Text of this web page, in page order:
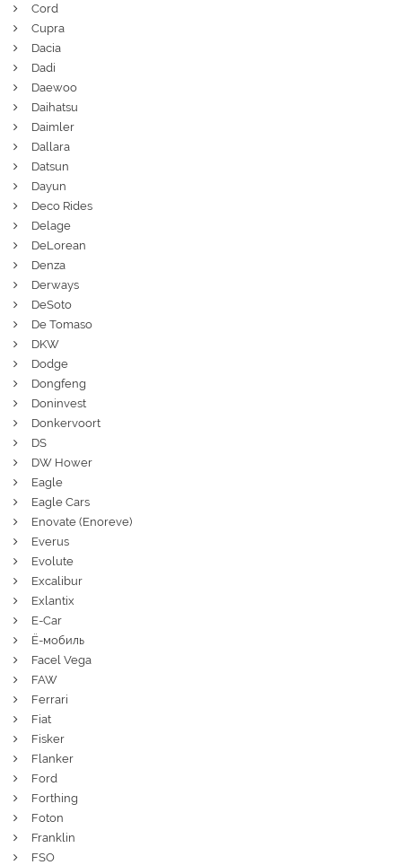
Cord
Cupra
Dacia
Dadi
Daewoo
Daihatsu
Daimler
Dallara
Datsun
Dayun
Deco Rides
Delage
DeLorean
Denza
Derways
DeSoto
De Tomaso
DKW
Dodge
Dongfeng
Doninvest
Donkervoort
DS
DW Hower
Eagle
Eagle Cars
Enovate (Enoreve)
Everus
Evolute
Excalibur
Exlantix
E-Car
Ё-мобиль
Facel Vega
FAW
Ferrari
Fiat
Fisker
Flanker
Ford
Forthing
Foton
Franklin
FSO